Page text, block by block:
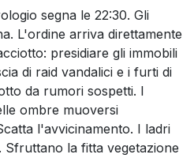
segna le 22:30. Gli
L'ordine arriva direttamente
presidiare gli immobili
di raid vandalici e i furti di
da rumori sospetti. I
ombre muoversi
l'avvicinamento. I ladri
Sfruttano la fitta vegetazione